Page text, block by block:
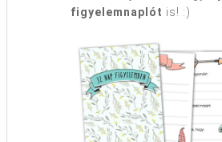
figyelemnaplót is! :)